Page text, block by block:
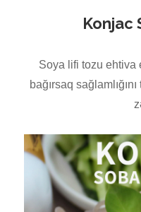
Konjac
Soya lifi tozu ehtiva
bağırsaq